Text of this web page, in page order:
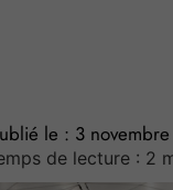
le : 3
de lecture : 2